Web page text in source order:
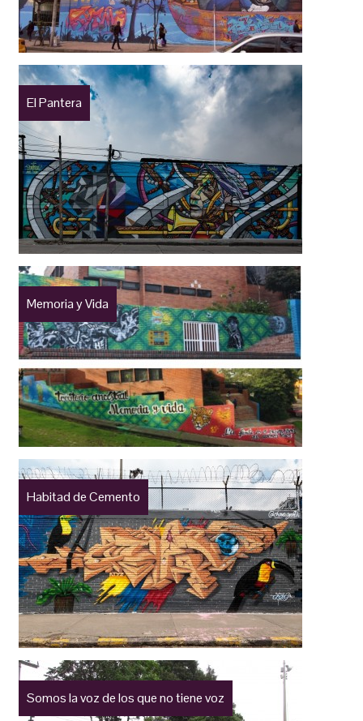
El Pantera
Memoria y Vida
Habitad de Cemento
Somos la voz de los que no tiene voz